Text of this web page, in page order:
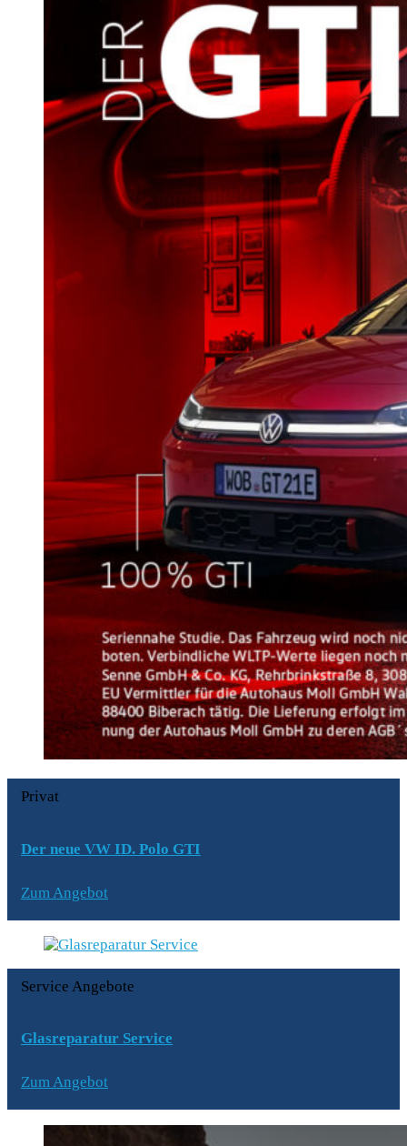
Privat
Der neue VW ID. Polo GTI
Zum Angebot
Service Angebote
Glasreparatur Service
Zum Angebot